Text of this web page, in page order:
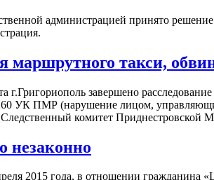
администрацией принято
маршрутного такси,
г.Григориополь завершено
УК ПМР (нарушение лицом,
комитет Приднестровской
незаконно
2015 года, в отношении